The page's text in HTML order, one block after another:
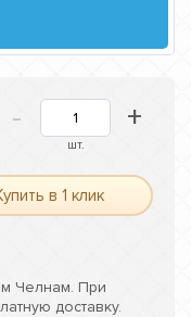
- +
шт.
в 1 клик
Челнам. При
доставку.